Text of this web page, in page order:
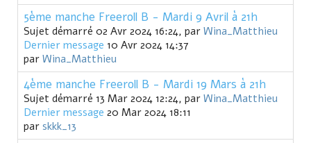
5ème manche Freeroll B - Mardi 9 Avril à 21h
Sujet démarré 02 Avr 2024 16:24, par Wina_Matthieu
Dernier message 10 Avr 2024 14:37
par Wina_Matthieu
4ème manche Freeroll B - Mardi 19 Mars à 21h
Sujet démarré 13 Mar 2024 12:24, par Wina_Matthieu
Dernier message 20 Mar 2024 18:11
par skkk_13